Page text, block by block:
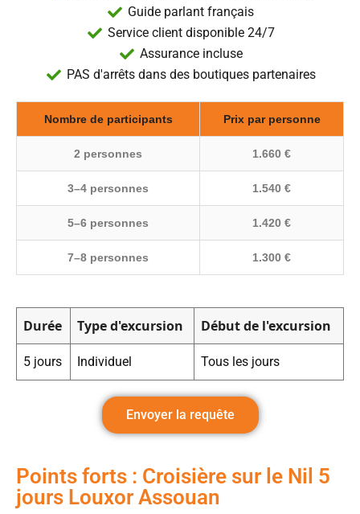
Guide parlant français
Service client disponible 24/7
Assurance incluse
PAS d'arrêts dans des boutiques partenaires
Nombre de participants Prix par personne
2 personnes 1.660 €
3–4 personnes 1.540 €
5–6 personnes 1.420 €
7–8 personnes 1.300 €
Durée Type d'excursion Début de l'excursion
5 jours Individuel Tous les jours
Envoyer la requête
Points forts : Croisière sur le Nil 5
jours Louxor Assouan